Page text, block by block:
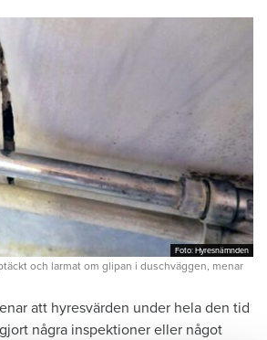
Foto: Hyresnämnden
Foto: Hyresnämnden
och larmat om glipan i duschväggen, menar
att hyresvärden under hela den tid
några inspektioner eller något